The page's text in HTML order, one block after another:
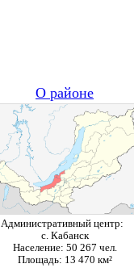
О районе
Административный центр:
с. Кабанск
Население: 50 267 чел.
Площадь: 13 470 км²